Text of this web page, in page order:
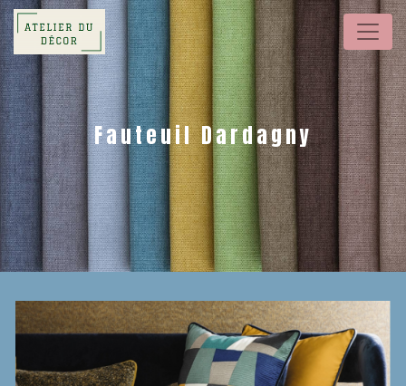
Panneau de gestion des cookies
Fauteuil Dardagny